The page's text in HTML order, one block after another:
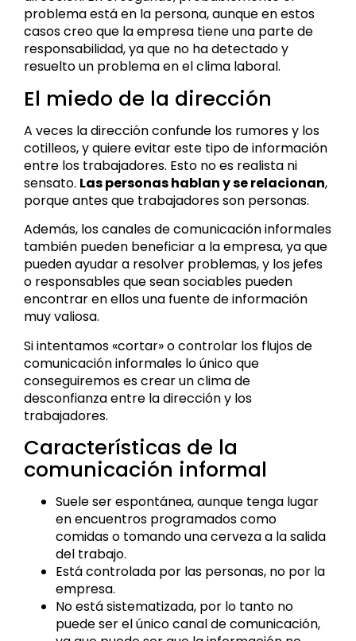
problema está en la persona, aunque en estos
casos creo que la empresa tiene una parte de
responsabilidad, ya que no ha detectado y
resuelto un problema en el clima laboral.
El miedo de la dirección
A veces la dirección confunde los rumores y los
cotilleos, y quiere evitar este tipo de información
entre los trabajadores. Esto no es realista ni
sensato. Las personas hablan y se relacionan,
porque antes que trabajadores son personas.
Además, los canales de comunicación informales
también pueden beneficiar a la empresa, ya que
pueden ayudar a resolver problemas, y los jefes
o responsables que sean sociables pueden
encontrar en ellos una fuente de información
muy valiosa.
Si intentamos «cortar» o controlar los flujos de
comunicación informales lo único que
conseguiremos es crear un clima de
desconfianza entre la dirección y los
trabajadores.
Características de la
comunicación informal
Suele ser espontánea, aunque tenga lugar
en encuentros programados como
comidas o tomando una cerveza a la salida
del trabajo.
Está controlada por las personas, no por la
empresa.
No está sistematizada, por lo tanto no
puede ser el único canal de comunicación,